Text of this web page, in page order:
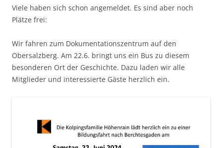
Viele haben sich schon angemeldet. Es sind aber noch
Plätze frei:
Wir fahren zum Dokumentationszentrum auf den
Obersalzberg. Am 22.6. bringt uns ein Bus zu diesem
besonderen Ort der Geschichte. Dazu laden wir alle
Mitglieder und interessierte Gäste herzlich ein.